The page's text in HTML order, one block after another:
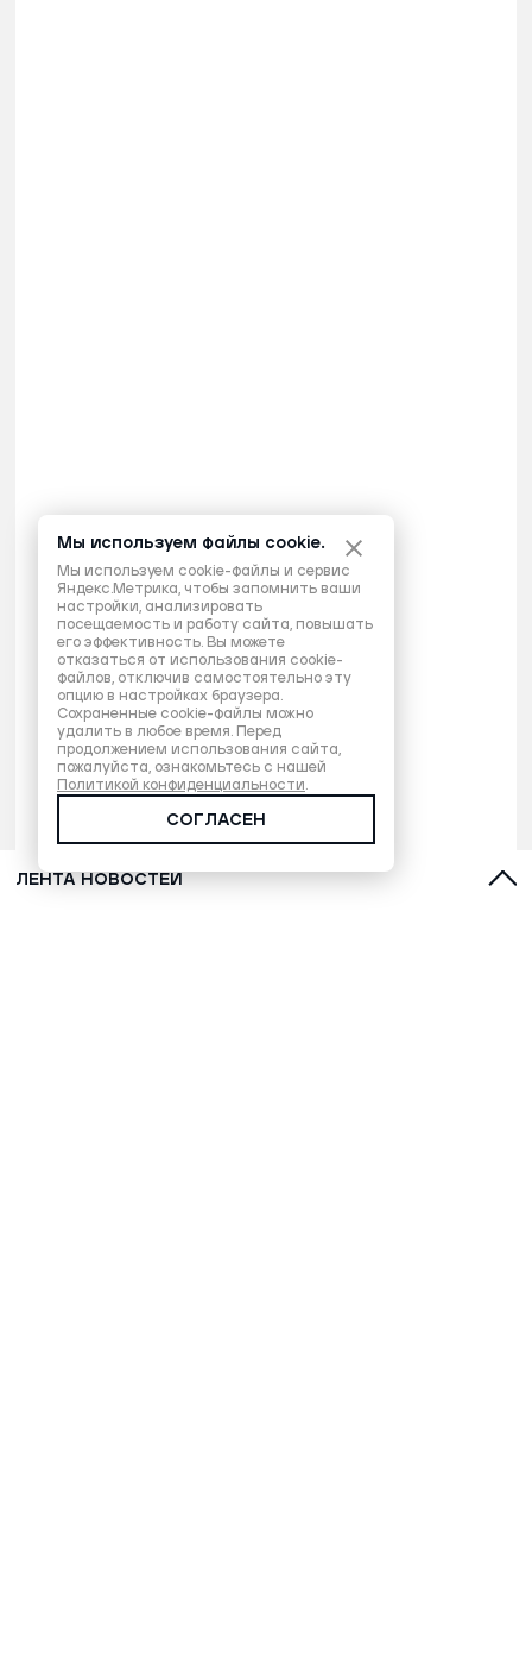
ЛЕНТА НОВОСТЕЙ
Мы используем файлы cookie.
Мы используем cookie-файлы и сервис
Яндекс.Метрика, чтобы запомнить ваши
настройки, анализировать
посещаемость и работу сайта, повышать
его эффективность. Вы можете
отказаться от использования cookie-
файлов, отключив самостоятельно эту
опцию в настройках браузера.
Сохраненные cookie-файлы можно
удалить в любое время. Перед
продолжением использования сайта,
пожалуйста, ознакомьтесь с нашей
Политикой конфиденциальности.
СОГЛАСЕН